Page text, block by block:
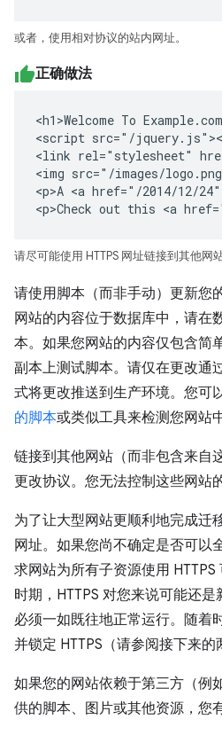
或者，使用相对协议的站内网址。
正确做法
<h1>Welcome To
<script src="/
<link rel="stylesheet"
<img src="/images/
<p>A <a href="/2014/12/
<p>Check out this <a
请尽可能使用 HTTPS 网址链接到其他网站
请使用脚本（而非手动）更新您
网站的内容位于数据库中，请在
本。如果您网站的内容仅包含简
副本上测试脚本。请仅在更改通
式将更改推送到生产环境。您可
的脚本或类似工具来检测您网站
链接到其他网站（而非包含来自
更改协议。您无法控制这些网站
为了让大型网站更顺利地完成迁
网址。如果您尚不确定是否可以
求网站为所有子资源使用
时期，HTTPS 对您来说可能还
必须一如既往地正常运行。随着
并锁定 HTTPS（请参阅接下来的
如果您的网站依赖于第三方（例
供的脚本、图片或其他资源，您